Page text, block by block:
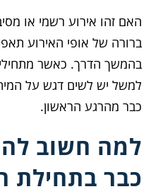
האם זהו אירוע רשמי או
ברורה של אופי האירוע
בהמשך הדרך. כאשר
למשל יש לשים דגש על
כבר מהרגע הראשון.
למה חשוב
כבר בתחילת